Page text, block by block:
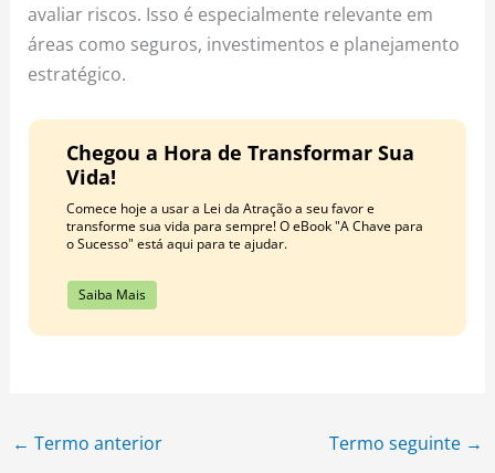
avaliar riscos. Isso é especialmente relevante em
áreas como seguros, investimentos e planejamento
estratégico.
Chegou a Hora de Transformar Sua
Vida!
Comece hoje a usar a Lei da Atração a seu favor e
transforme sua vida para sempre! O eBook "A Chave para
o Sucesso" está aqui para te ajudar.
Saiba Mais
← Termo anterior Termo seguinte →